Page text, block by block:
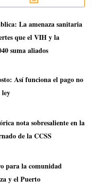
La amenaza sanitaria
que el VIH y la
suma aliados
Así funciona el pago no
nota sobresaliente en la
de la CCSS
para la comunidad
y el Puerto